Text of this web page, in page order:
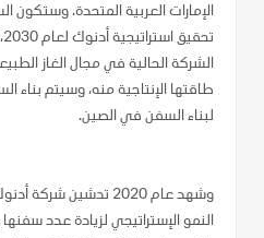
الإمارات العربية المتحدة.
الشركة الحالية في مجال الغاز
طاقتها الإنتاجية منه، وسيتم
لبناء السفن في الصين.
وشهد عام 2020 تدشين
النمو الإستراتيجي لزيادة عدد